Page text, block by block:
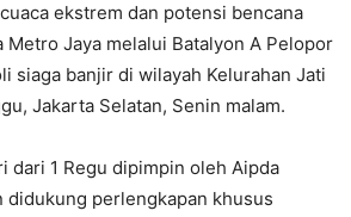
ekstrem dan potensi bencana
Metro Jaya melalui Batalyon A Pelopor
siaga banjir di wilayah Kelurahan Jati
Jakarta Selatan, Senin malam.
dari 1 Regu dipimpin oleh Aipda
didukung perlengkapan khusus